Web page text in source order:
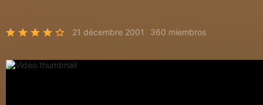
21 décembre 2001 360 miembros